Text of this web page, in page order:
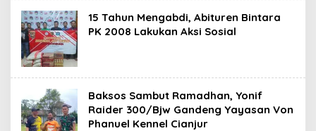
15 Tahun Mengabdi, Abituren Bintara
PK 2008 Lakukan Aksi Sosial
Baksos Sambut Ramadhan, Yonif
Raider 300/Bjw Gandeng Yayasan Von
Phanuel Kennel Cianjur